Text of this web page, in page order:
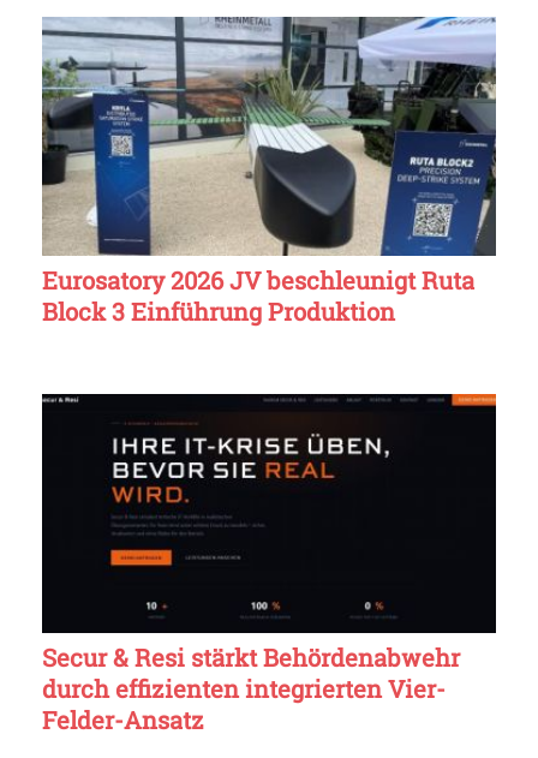
Eurosatory 2026 JV beschleunigt Ruta
Block 3 Einführung Produktion
Secur & Resi stärkt Behördenabwehr
durch effizienten integrierten Vier-
Felder-Ansatz